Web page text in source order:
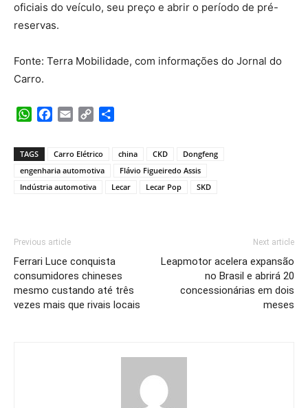
oficiais do veículo, seu preço e abrir o período de pré-
reservas.
Fonte: Terra Mobilidade, com informações do Jornal do
Carro.
WhatsApp
Facebook
Email Copy
TAGS Carro Elétrico china CKD
Dongfeng
engenharia automotiva
Flávio Figueiredo Assis
Indústria automotiva
Lecar Lecar Pop SKD
Previous article
Ferrari Luce conquista
consumidores chineses
mesmo custando até três
vezes mais que rivais locais
Next article
Leapmotor acelera expansão
no Brasil e abrirá 20
concessionárias em dois
meses